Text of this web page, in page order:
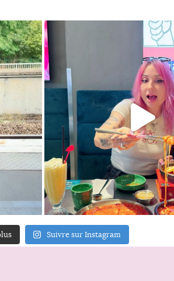
Suivre sur Instagram